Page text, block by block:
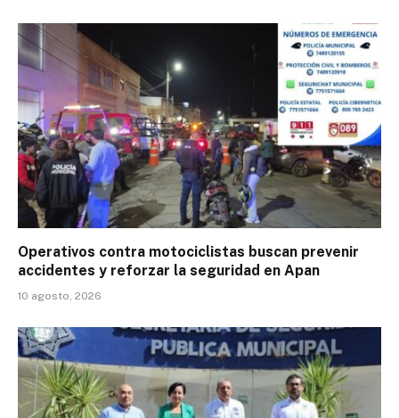
Operativos contra motociclistas buscan prevenir
accidentes y reforzar la seguridad en Apan
10 agosto, 2026